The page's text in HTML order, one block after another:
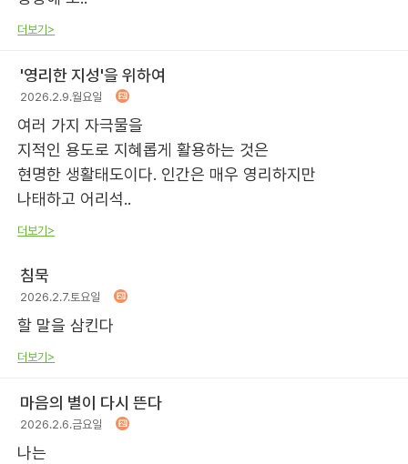
더보기>
'영리한 지성'을 위하여
2026.2.9.월요일
여러 가지 자극물을
지적인 용도로 지혜롭게 활용하는 것은
현명한 생활태도이다. 인간은 매우 영리하지만
나태하고 어리석..
더보기>
침묵
2026.2.7.토요일
할 말을 삼킨다
더보기>
마음의 별이 다시 뜬다
2026.2.6.금요일
나는